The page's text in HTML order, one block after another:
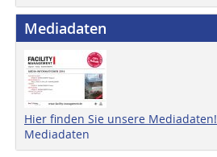
Mediadaten
Hier finden Sie unsere Mediadaten!
Mediadaten